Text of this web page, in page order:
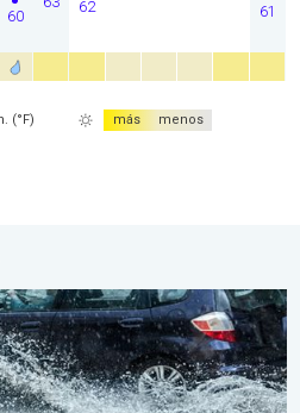
60
62 61
(°F) más menos
Medidas de seguridad. . .